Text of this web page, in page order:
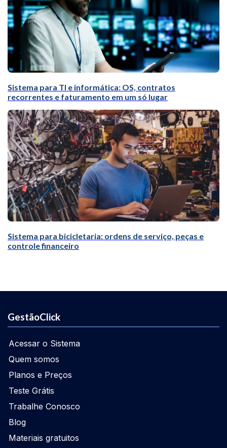
Sistema para TI e informática: OS, contratos
recorrentes e faturamento em um só lugar
Sistema para bicicletaria: ordens de serviço, peças e
controle financeiro
GestãoClick
Acessar o Sistema
Quem somos
Planos e Preços
Teste Grátis
Trabalhe Conosco
Blog
Materiais gratuitos